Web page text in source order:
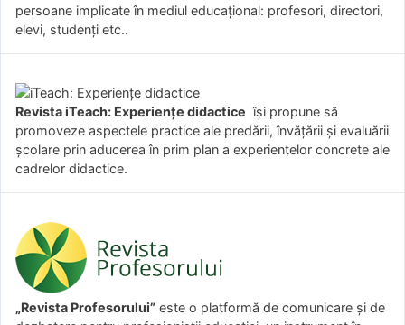
persoane implicate în mediul educațional: profesori, directori,
elevi, studenți etc..
Revista iTeach: Experienţe didactice îşi propune să
promoveze aspectele practice ale predării, învăţării şi evaluării
şcolare prin aducerea în prim plan a experienţelor concrete ale
cadrelor didactice.
„Revista Profesorului” este o platformă de comunicare și de